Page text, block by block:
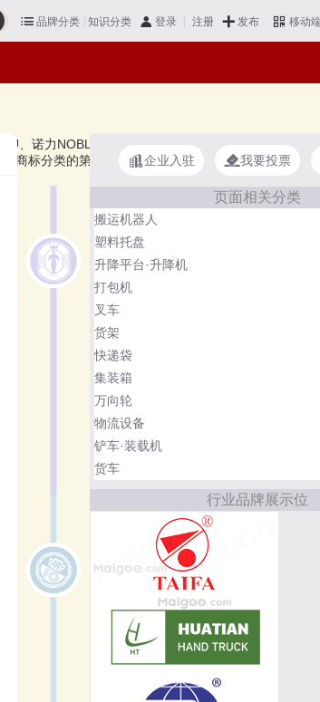
品牌分类 知识分类 登录 注册 发布 移动
、诺力NOBLELIFT、正盖等，上榜手推车十大品牌
商标分类的第12类（1206群组）、第20类。榜单更
企业入驻 我要投票
页面相关分类
搬运机器人
塑料托盘
升降平台·升降机
打包机
叉车
货架
快递袋
集装箱
万向轮
物流设备
铲车·装载机
货车
行业品牌展示位